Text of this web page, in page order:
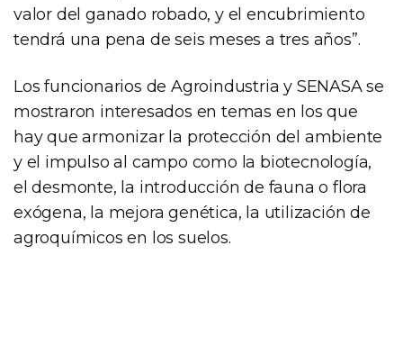
valor del ganado robado, y el encubrimiento
tendrá una pena de seis meses a tres años”.
Los funcionarios de Agroindustria y SENASA se
mostraron interesados en temas en los que
hay que armonizar la protección del ambiente
y el impulso al campo como la biotecnología,
el desmonte, la introducción de fauna o flora
exógena, la mejora genética, la utilización de
agroquímicos en los suelos.